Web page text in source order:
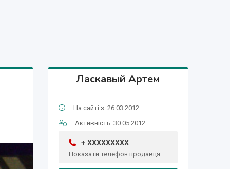
Ласкавый Артем
На сайті з: 26.03.2012
Активність: 30.05.2012
+ XXXXXXXXX
Показати телефон продавця